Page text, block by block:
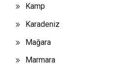
Kamp
Karadeniz
Mağara
Marmara